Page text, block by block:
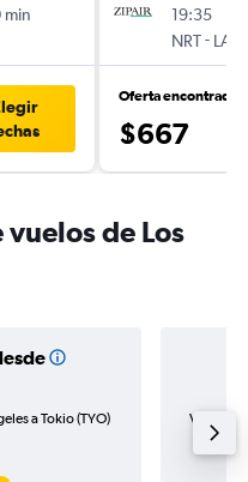
min
19:35
NRT- LAX
Oferta encontrada
$667
de Los
a Tokio (TYO) Vuelo de